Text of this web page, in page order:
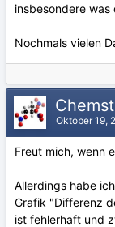
insbesondere
Nochmals vielen
Oktober 19,
Freut mich, wenn
Allerdings habe
Grafik "Differenz
ist fehlerhaft und